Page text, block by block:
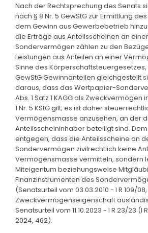
Nach der Rechtsprechung des Senats
nach § 8 Nr. 5 GewStG zur Ermittlung
dem Gewinn aus Gewerbebetrieb
die Erträge aus Anteilsscheinen an
Sondervermögen zählen zu den
Leistungen aus Anteilen an einer
Sinne des Körperschaftsteuergesetzes,
GewStG Gewinnanteilen gleichgestellt
daraus, dass das Wertpapier-
Abs. 1 Satz 1 KAGG als Zweckvermögen
1 Nr. 5 KStG gilt; es ist daher
Vermögensmasse anzusehen, an der
Anteilsscheininhaber beteiligt sind.
entgegen, dass die Anteilsscheine an
Sondervermögen zivilrechtlich keine
Vermögensmasse vermitteln, sondern
Miteigentum beziehungsweise
Finanzinstrumenten des
(Senatsurteil vom 03.03.2010 - I R 109/08,
Zweckvermögenseigenschaft
Senatsurteil vom 11.10.2023 - I R 23/23 (I
2024, 462).